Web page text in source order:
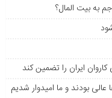
به بیت المال؟
کاروان ایران را تضمین کند
عالی بودند و ما امیدوار شدیم